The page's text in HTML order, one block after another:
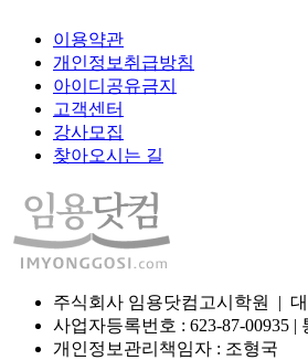
이용약관
개인정보취급방침
아이디공유금지
고객센터
강사모집
찾아오시는 길
주식회사 임용닷컴고시학원 |
사업자등록번호 : 623-87-00935
개인정보관리책임자 : 조형국